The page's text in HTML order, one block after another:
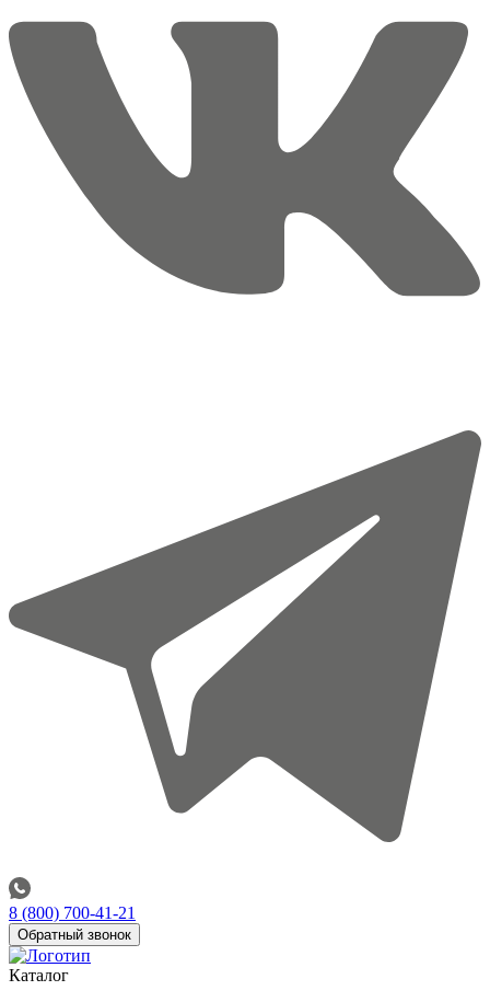
8 (800) 700-41-21
Обратный звонок
Каталог